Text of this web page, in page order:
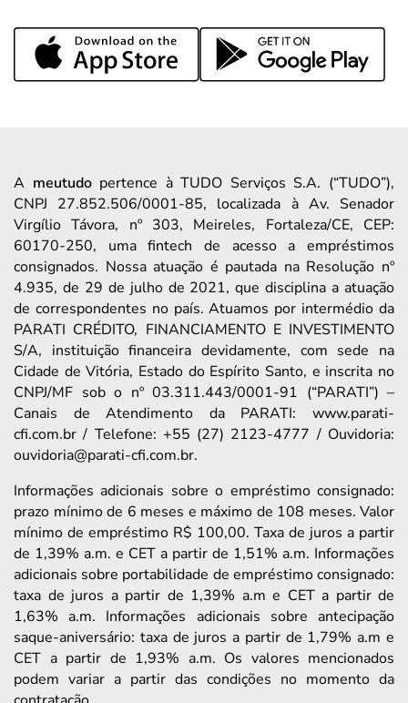
A meutudopertence à TUDO Serviços S.A. (“TUDO”),
CNPJ 27.852.506/0001-85, localizada à Av. Senador
Virgílio Távora, nº 303, Meireles, Fortaleza/CE, CEP:
60170-250, uma fintech de acesso a empréstimos
consignados. Nossa atuação é pautada na Resolução nº
4.935, de 29 de julho de 2021, que disciplina a atuação
de correspondentes no país. Atuamos por intermédio da
PARATI CRÉDITO, FINANCIAMENTO E INVESTIMENTO
S/A, instituição financeira devidamente, com sede na
Cidade de Vitória, Estado do Espírito Santo, e inscrita no
CNPJ/MF sob o nº 03.311.443/0001-91 (“PARATI”) –
Canais de Atendimento da PARATI: www.parati-
cfi.com.br / Telefone: +55 (27) 2123-4777 / Ouvidoria:
ouvidoria@parati-cfi.com.br.
Informações adicionais sobre o empréstimo consignado:
prazo mínimo de 6 meses e máximo de 108 meses. Valor
mínimo de empréstimo R$ 100,00. Taxa de juros a partir
de 1,39% a.m. e CET a partir de 1,51% a.m. Informações
adicionais sobre portabilidade de empréstimo consignado:
taxa de juros a partir de 1,39% a.m e CET a partir de
1,63% a.m. Informações adicionais sobre antecipação
saque-aniversário: taxa de juros a partir de 1,79% a.m e
CET a partir de 1,93% a.m. Os valores mencionados
podem variar a partir das condições no momento da